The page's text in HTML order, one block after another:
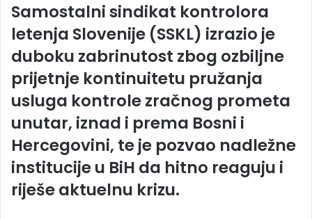
Samostalni sindikat kontrolora
letenja Slovenije (SSKL) izrazio je
duboku zabrinutost zbog ozbiljne
prijetnje kontinuitetu pružanja
usluga kontrole zračnog prometa
unutar, iznad i prema Bosni i
Hercegovini, te je pozvao nadležne
institucije u BiH da hitno reaguju i
riješe aktuelnu krizu.